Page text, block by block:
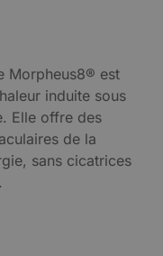
Morpheus8® est
induite sous
Elle offre des
de la
sans cicatrices